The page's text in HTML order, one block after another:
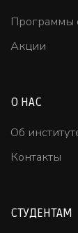
Программы
Акции
О НАС
Об
Контакты
СТУДЕНТАМ